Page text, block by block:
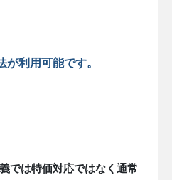
が利用可能です。
では特価対応ではなく通常